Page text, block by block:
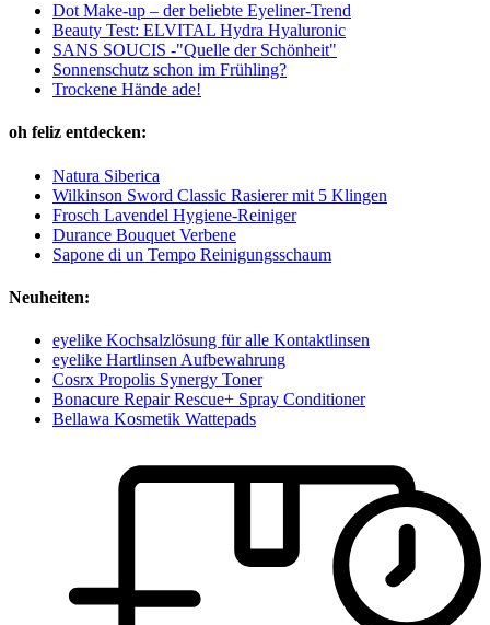
Dot Make-up – der beliebte Eyeliner-Trend
Beauty Test: ELVITAL Hydra Hyaluronic
SANS SOUCIS -"Quelle der Schönheit"
Sonnenschutz schon im Frühling?
Trockene Hände ade!
oh feliz entdecken:
Natura Siberica
Wilkinson Sword Classic Rasierer mit 5 Klingen
Frosch Lavendel Hygiene-Reiniger
Durance Bouquet Verbene
Sapone di un Tempo Reinigungsschaum
Neuheiten:
eyelike Kochsalzlösung für alle Kontaktlinsen
eyelike Hartlinsen Aufbewahrung
Cosrx Propolis Synergy Toner
Bonacure Repair Rescue+ Spray Conditioner
Bellawa Kosmetik Wattepads